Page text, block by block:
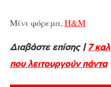
Μίνι φόρεμα, H&M
Διαβάστε επίσης |7
που λειτουργούν πάντα